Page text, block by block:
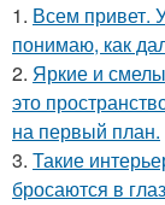
1. Всем привет.
понимаю, как
2. Яркие и
это
на первый план.
3. Такие
бросаются в